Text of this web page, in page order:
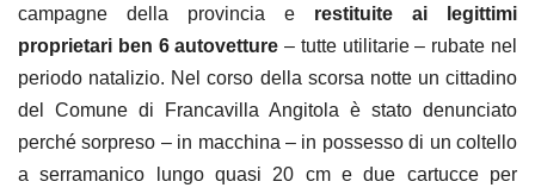
campagne della provincia e restituite ai legittimi
proprietari ben 6 autovetture – tutte utilitarie – rubate nel
periodo natalizio. Nel corso della scorsa notte un cittadino
del Comune di Francavilla Angitola è stato denunciato
perché sorpreso – in macchina – in possesso di un coltello
a serramanico lungo quasi 20 cm e due cartucce per